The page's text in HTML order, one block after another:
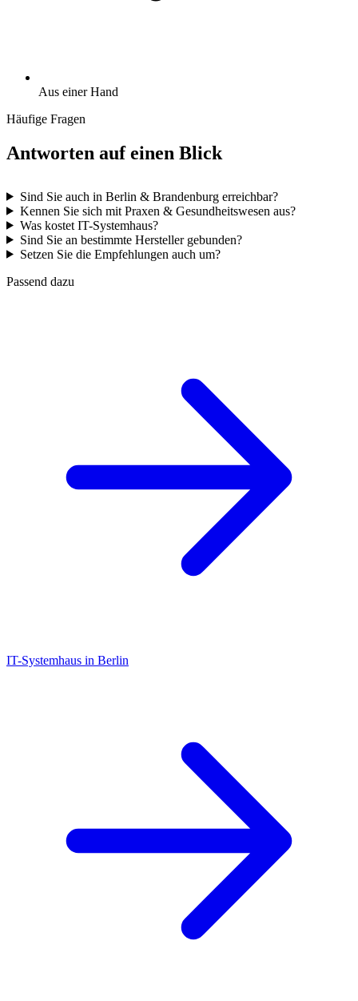
Aus einer Hand
Häufige Fragen
Antworten auf einen Blick
Sind Sie auch in Berlin & Brandenburg erreichbar?
Kennen Sie sich mit Praxen & Gesundheitswesen aus?
Was kostet IT-Systemhaus?
Sind Sie an bestimmte Hersteller gebunden?
Setzen Sie die Empfehlungen auch um?
Passend dazu
IT-Systemhaus in Berlin